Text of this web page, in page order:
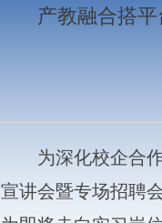
产教融合搭
为深化校企合作
宣讲会暨专场招聘